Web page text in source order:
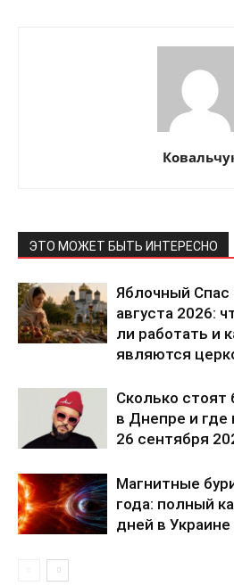
ПОДПИСАТЬСЯ
Связаться с нами
Политика конфиденциальности
Отказ от ответственности
Подписка
Мой аккаунт
Реклама
ЭТО МОЖЕТ БЫТЬ ИНТЕРЕСНО
Яблочный Спас
августа 2026:
ли работать и
являются
Сколько стоят
в Днепре и где
26 сентября
Магнитные
года: полный
дней в Украине